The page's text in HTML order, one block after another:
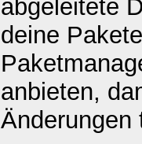
abgeleitete
deine
anbieten,
Änderungen